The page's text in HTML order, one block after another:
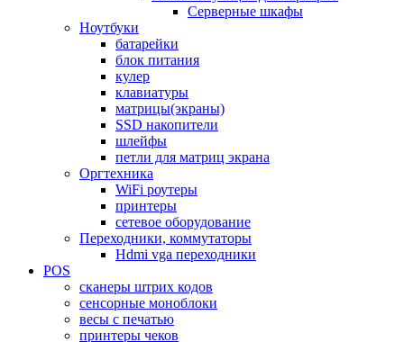
Серверные шкафы
Ноутбуки
батарейки
блок питания
кулер
клавиатуры
матрицы(экраны)
SSD накопители
шлейфы
петли для матриц экрана
Оргтехника
WiFi роутеры
принтеры
сетевое оборудование
Переходники, коммутаторы
Hdmi vga переходники
POS
сканеры штрих кодов
сенсорные моноблоки
весы с печатью
принтеры чеков